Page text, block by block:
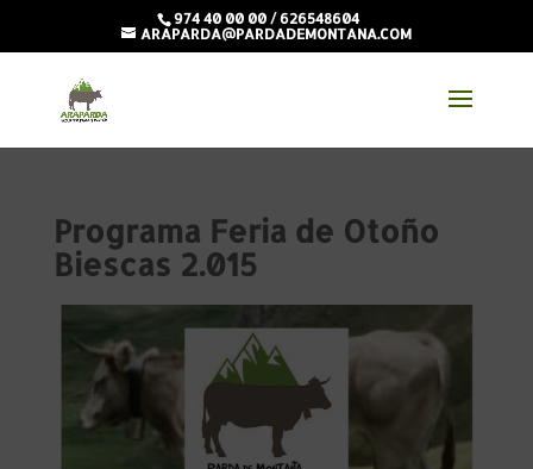
974 40 00 00 / 626548604
ARAPARDA@PARDADEMONTANA.COM
Programa Feria de Otoño
Biescas 2.015